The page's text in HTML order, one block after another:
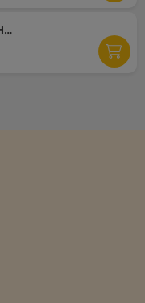
Fortnite - Half Tone Hero Wrap DLC PC Epic Games CD Key